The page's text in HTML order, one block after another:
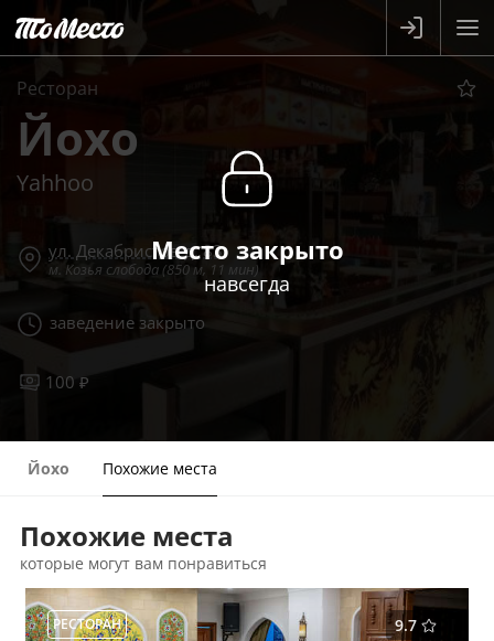
Ресторан
Йохо
Yahhoo
ул. Декабристов д. 83
м. Козья слобода (850 м, 11 мин)
заведение закрыто
100 ₽
Место закрыто
навсегда
Йохо Похожие места
Похожие места
которые могут вам понравиться
9.7
РЕСТОРАН